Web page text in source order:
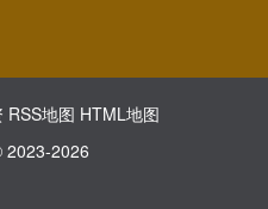
RSS地图 HTML地图
2023-2026